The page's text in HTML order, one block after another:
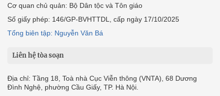
Cơ quan chủ quản: Bộ Dân tộc và Tôn giáo
Số giấy phép: 146/GP-BVHTTDL, cấp ngày 17/10/2025
Tổng biên tập: Nguyễn Văn Bá
Liên hệ tòa soạn
Địa chỉ: Tầng 18, Toà nhà Cục Viễn thông (VNTA), 68 Dương
Đình Nghệ, phường Cầu Giấy, TP. Hà Nội.